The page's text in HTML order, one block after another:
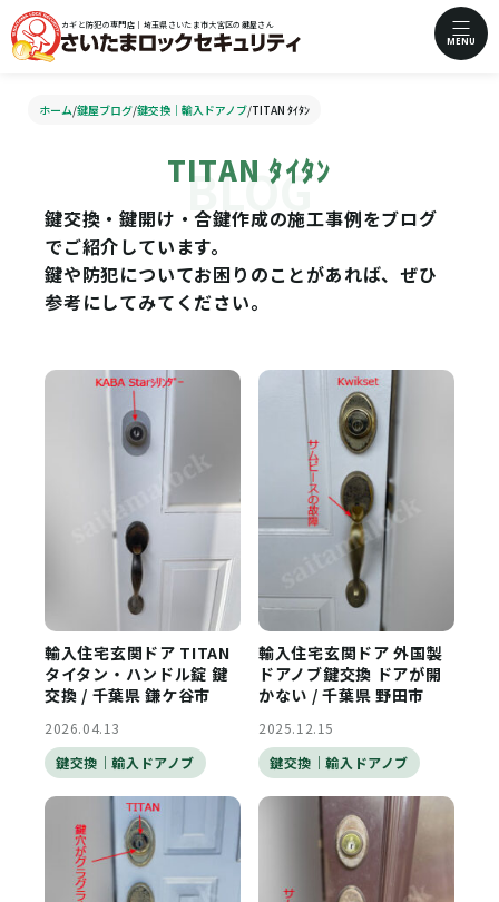
カギと防犯の専門店｜埼玉県さいたま市大宮区の鍵屋さん
MENU
ホーム/鍵屋ブログ/鍵交換｜輸入ドアノブ/TITAN ﾀｲﾀﾝ
TITAN ﾀｲﾀﾝ
鍵交換・鍵開け・合鍵作成の施工事例をブログ
でご紹介しています。
鍵や防犯についてお困りのことがあれば、ぜひ
参考にしてみてください。
輸入住宅玄関ドア TITAN
タイタン・ハンドル錠 鍵
交換 / 千葉県 鎌ケ谷市
2026.04.13
鍵交換｜輸入ドアノブ
輸入住宅玄関ドア 外国製
ドアノブ鍵交換 ドアが開
かない / 千葉県 野田市
2025.12.15
鍵交換｜輸入ドアノブ